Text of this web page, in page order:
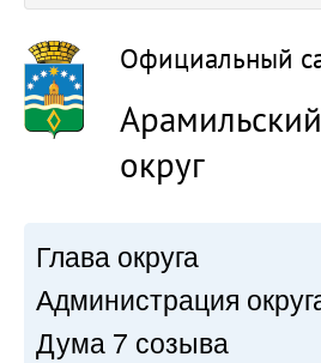
Официальный
округ
Глава округа
Администрация
Дума 7 созыва